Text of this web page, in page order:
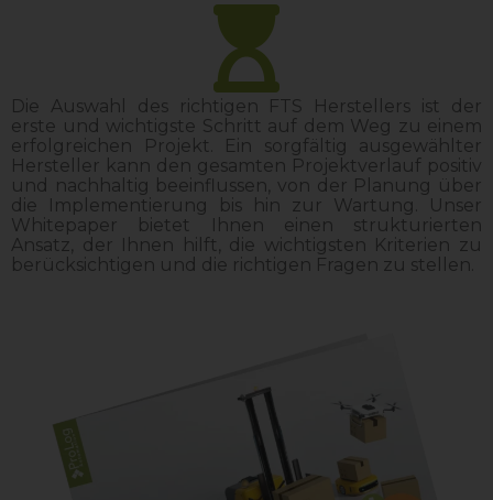
Die Auswahl des richtigen FTS Herstellers ist der
erste und wichtigste Schritt auf dem Weg zu einem
erfolgreichen Projekt. Ein sorgfältig ausgewählter
Hersteller kann den gesamten Projektverlauf positiv
und nachhaltig beeinflussen, von der Planung über
die Implementierung bis hin zur Wartung. Unser
Whitepaper bietet Ihnen einen strukturierten
Ansatz, der Ihnen hilft, die wichtigsten Kriterien zu
berücksichtigen und die richtigen Fragen zu stellen.